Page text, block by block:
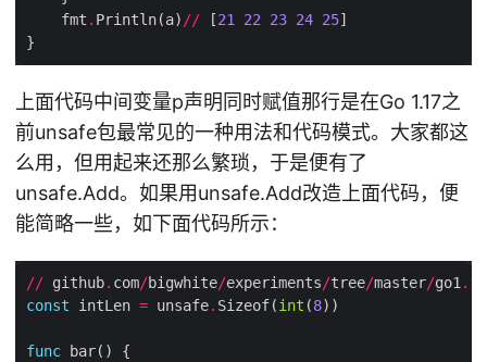
    fmt
. Println(a)// [21 22 23 24 25
上面代码中间变量p声明同时赋值那行是在Go 1.17之
前unsafe包最常见的一种用法和代码模式。大家都这
么用，但用起来还那么繁琐，于是便有了
unsafe.Add。如果用unsafe.Add改造上面代码，便
能简略一些，如下面代码所示：
// github. com/bigwhite/experiments/tree/master/go1. 17
const intLen = unsafe. Sizeof(int (8
func